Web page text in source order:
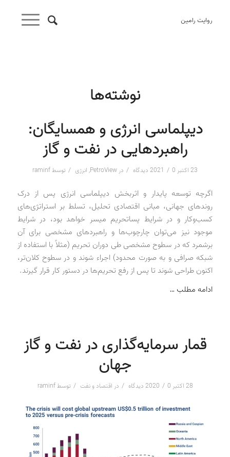
روایت رامین
نوشته‌ها
دیپلماسی انرژی و همسایگان:
راهبردهایی در نفت و گاز
23 اکتبر 2021 / 0 دیدگاه / در PetroView
, انرژی / توسط raminf
اگرچه توسعه پایدار و اثربخش دیپلماسی انرژی پس از درک
روندهای جهانی، مبانی اقتصادی تحلیل، تسلط بر استراتژی‌های
کسب‌وکار و در شرایط پساتحریم میسر خواهد بود، در شرایط
موجود نیز می‌توان چارچوب‌ها و راهبردهای مشخصی برای آن
برشمرد که در سطوح مشخصی طی دوران تحریم (مثلاً با استفاده از
شبکه صرافی و به صورت محدود) اجراء شوند و در سطوح کلان‌تر،
اکنون طراحی شوند تا پس از رفع تحریم‌ها در دستور کار قرار گیرند.
ادامه مطلب …
قمار سرمایه‌گذاری در نفت و گاز
جهان
28 اکتبر 2020 / 0 دیدگاه / در اقتصاد و نفت / توسطraminf